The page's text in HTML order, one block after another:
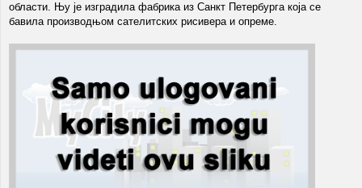
области. Њу је изградила фабрика из Санкт Петербурга која се
бавила производњом сателитских рисивера и опреме.